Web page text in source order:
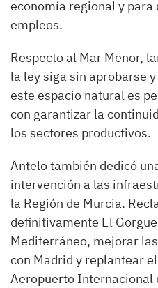
economía regional y para
empleos.
Respecto al Mar Menor,
la ley siga sin aprobarse
este espacio natural es
con garantizar la
los sectores productivos.
Antelo también dedicó
intervención a las
la Región de Murcia.
definitivamente El
Mediterráneo, mejorar
con Madrid y replantear
Aeropuerto Internacional